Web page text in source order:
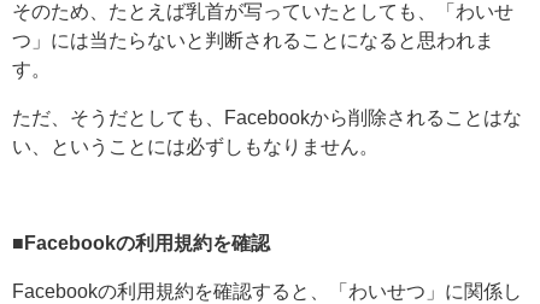
そのため、たとえば乳首が写っていたとしても、「わいせ
つ」には当たらないと判断されることになると思われま
す。
ただ、そうだとしても、Facebookから削除されることはな
い、ということには必ずしもなりません。
■Facebookの利用規約を確認
Facebookの利用規約を確認すると、「わいせつ」に関係し